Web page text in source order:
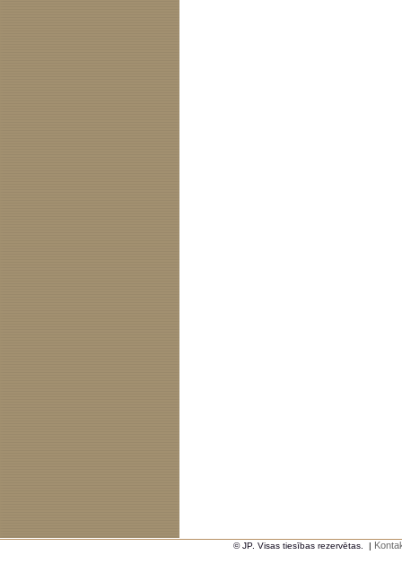
© JP. Visas tiesības rezervētas. |